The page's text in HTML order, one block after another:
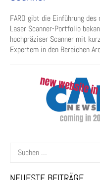
FARO gibt die Einführung
Laser Scanner-Portfolio
hochpräziser Scanner mit
Expertem in den Bereichen
Suchen
nach: